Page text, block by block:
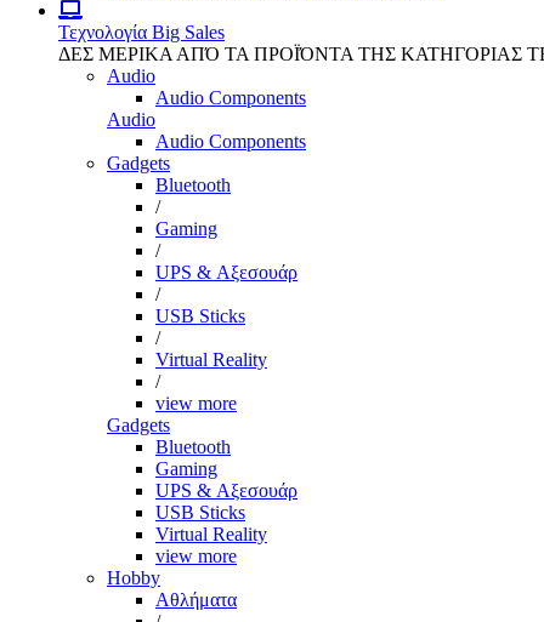
Τεχνολογία Big Sales
ΔΕΣ ΜΕΡΙΚΑ ΑΠΌ ΤΑ ΠΡΟΪΌΝΤΑ ΤΗΣ ΚΑΤΗΓΟΡΙΑΣ
Audio
Audio Components
Audio
Audio Components
Gadgets
Bluetooth
/
Gaming
/
UPS & Αξεσουάρ
/
USB Sticks
/
Virtual Reality
/
view more
Gadgets
Bluetooth
Gaming
UPS & Αξεσουάρ
USB Sticks
Virtual Reality
view more
Hobby
Αθλήματα